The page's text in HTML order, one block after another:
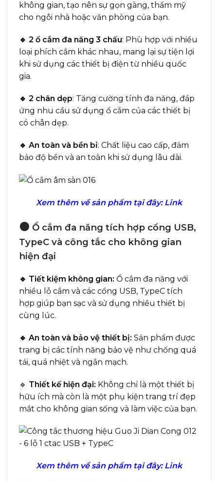
không gian, tạo nên sự gọn gàng, thẩm mỹ
cho ngôi nhà hoặc văn phòng của bạn.
🔹 2 ổ cắm đa năng 3 chấu: Phù hợp với nhiều
loại phích cắm khác nhau, mang lại sự tiện lợi
khi sử dụng các thiết bị điện từ nhiều quốc
gia.
🔹 2 chân dẹp: Tăng cường tính đa năng, đáp
ứng nhu cầu sử dụng ổ cắm của các thiết bị
có chân dẹp.
🔹 An toàn và bền bỉ: Chất liệu cao cấp, đảm
bảo độ bền và an toàn khi sử dụng lâu dài.
Xem thêm về sản phẩm tại đây: Link
🟠 Ổ cắm đa năng tích hợp cổng USB,
TypeC và công tắc cho không gian
hiện đại
🔹 Tiết kiệm không gian: Ổ cắm đa năng với
nhiều lỗ cắm và các cổng USB, TypeC tích
hợp giúp bạn sạc và sử dụng nhiều thiết bị
cùng lúc.
🔹 An toàn và bảo vệ thiết bị: Sản phẩm được
trang bị các tính năng bảo vệ như chống quá
tải, quá nhiệt và ngắn mạch.
🔹 Thiết kế hiện đại: Không chỉ là một thiết bị
hữu ích mà còn là một phụ kiện trang trí đẹp
mắt cho không gian sống và làm việc của bạn.
Xem thêm về sản phẩm tại đây: Link